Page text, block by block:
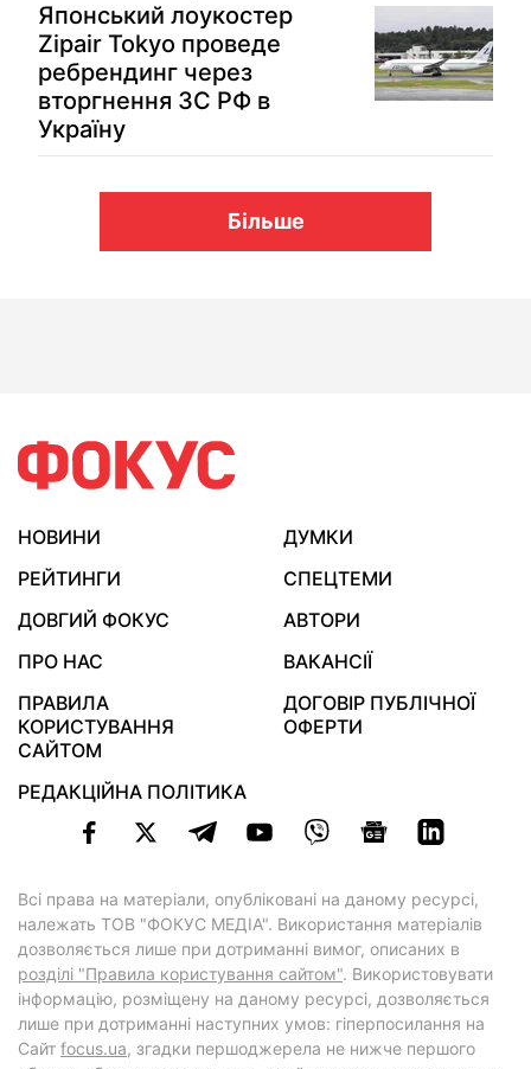
Японський лоукостер
Zipair Tokyo проведе
ребрендинг через
вторгнення ЗС РФ в
Україну
Більше
НОВИНИ
ДУМКИ
РЕЙТИНГИ
СПЕЦТЕМИ
ДОВГИЙ ФОКУС
АВТОРИ
ПРО НАС
ВАКАНСІЇ
ПРАВИЛА
КОРИСТУВАННЯ
САЙТОМ
ДОГОВІР ПУБЛІЧНОЇ
ОФЕРТИ
РЕДАКЦІЙНА ПОЛІТИКА
Всі права на матеріали, опубліковані на даному ресурсі,
належать ТОВ "ФОКУС МЕДІА". Використання матеріалів
дозволяється лише при дотриманні вимог, описаних в
розділі "Правила користування сайтом". Використовувати
інформацію, розміщену на даному ресурсі, дозволяється
лише при дотриманні наступних умов: гіперпосилання на
Cайт focus.ua, згадки першоджерела не нижче першого